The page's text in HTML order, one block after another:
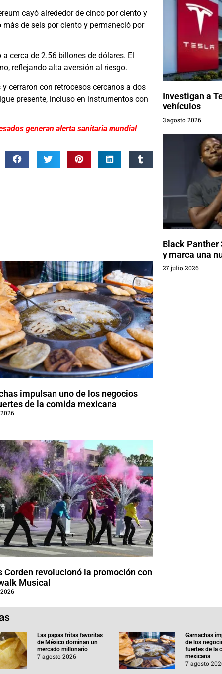
cayó alrededor de cinco por ciento y
de seis por ciento y permaneció por
cerca de 2.56 billones de dólares. El
reflejando alta aversión al riesgo.
cerraron con retrocesos cercanos a dos
presente, incluso en instrumentos con
generan alerta sanitaria mundial
impulsan uno de los negocios
de la comida mexicana
Corden revolucionó la promoción con
Musical
Investigan a
vehículos
3 agosto 2026
Black Panther
y marca una
27 julio 2026
Las papas fritas favoritas
de México dominan un
mercado millonario
7 agosto 2026
Garnachas
de los
fuertes de la
mexicana
7 agosto